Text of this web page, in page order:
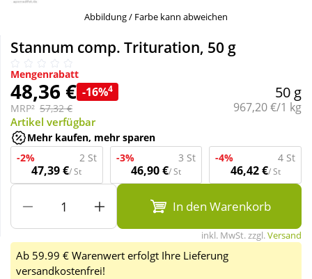
Täglich gut versorgt
Nahrungsergänzung
Natur & Homöopathie
Sanitätshaus
Sport & Fitness
Tierbedarf
Wellness
Abbildung / Farbe kann abweichen
Stannum comp. Trituration, 50 g
Mengenrabatt
48,36 € -16%4
MRP² 57,32 €
50 g
Grundpreis:
967,20 €/1 kg
Artikel verfügbar
Mehr kaufen, mehr sparen
-2%
2 St
47,39 €/ St
-3% 3 St
46,90 €/ St
-4% 4 St
46,42 €/ St
In den Warenkorb
inkl. MwSt. zzgl.Versand
Ab 59.99 € Warenwert erfolgt Ihre Lieferung
versandkostenfrei!